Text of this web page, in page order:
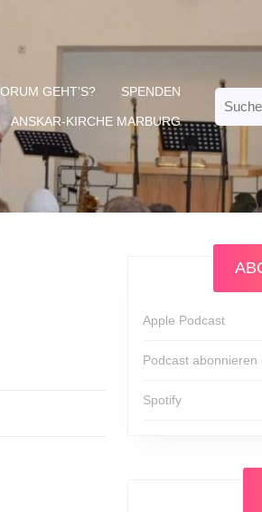
GEHT’S? SPENDEN
ANSKAR-KIRCHE MARBURG
for:
Apple Podcast
Podcast abonnieren
Spotify